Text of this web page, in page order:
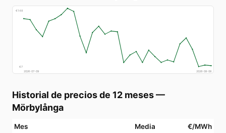
€148
€7
2026-07-09
2026-08-08
Historial de precios de 12 meses—
Mörbylånga
Mes Media €/MWh